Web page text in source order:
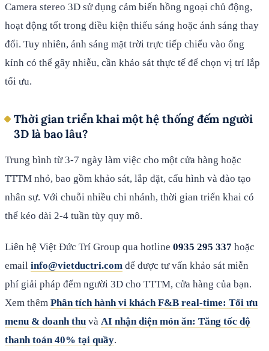
Camera stereo 3D sử dụng cảm biến hồng ngoại chủ động,
hoạt động tốt trong điều kiện thiếu sáng hoặc ánh sáng thay
đổi. Tuy nhiên, ánh sáng mặt trời trực tiếp chiếu vào ống
kính có thể gây nhiễu, cần khảo sát thực tế để chọn vị trí lắp
tối ưu.
Thời gian triển khai một hệ thống đếm người
3D là bao lâu?
Trung bình từ 3-7 ngày làm việc cho một cửa hàng hoặc
TTTM nhỏ, bao gồm khảo sát, lắp đặt, cấu hình và đào tạo
nhân sự. Với chuỗi nhiều chi nhánh, thời gian triển khai có
thể kéo dài 2-4 tuần tùy quy mô.
Liên hệ Việt Đức Trí Group qua hotline 0935 295 337 hoặc
email info@vietductri.com để được tư vấn khảo sát miễn
phí giải pháp đếm người 3D cho TTTM, cửa hàng của bạn.
Xem thêm Phân tích hành vi khách F&B real-time: Tối ưu
menu & doanh thu và AI nhận diện món ăn: Tăng tốc độ
thanh toán 40% tại quầy.